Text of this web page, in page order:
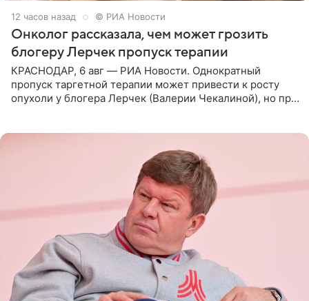
12 часов назад © РИА Новости
Онколог рассказала, чем может грозить
блогеру Лерчек пропуск терапии
КРАСНОДАР, 6 авг — РИА Новости. Однократный
пропуск таргетной терапии может привести к росту
опухоли у блогера Лерчек (Валерии Чекалиной), но при